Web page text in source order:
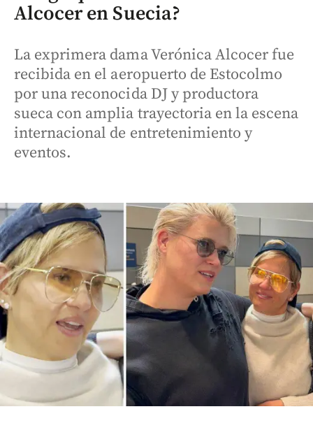
Alcocer en Suecia?
La exprimera dama Verónica Alcocer fue
recibida en el aeropuerto de Estocolmo
por una reconocida DJ y productora
sueca con amplia trayectoria en la escena
internacional de entretenimiento y
eventos.